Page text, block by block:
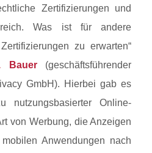
Zertifizierungen und
Was ist für andere
zu erwarten“
Bauer(geschäftsführender
GmbH). Hierbei gab es
nutzungsbasierter Online-
von Werbung, die Anzeigen
Anwendungen nach